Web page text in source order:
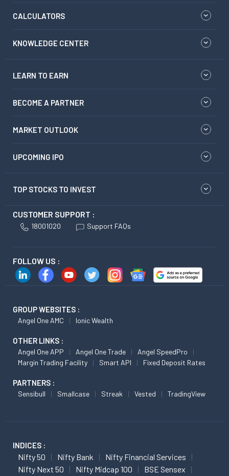
CALCULATORS
KNOWLEDGE CENTER
LEARN TO EARN
BECOME A PARTNER
MARKET OUTLOOK
UPCOMING IPO
TOP STOCKS TO INVEST
CUSTOMER SUPPORT :
18001020 Support FAQs
FOLLOW US :
GROUP WEBSITES :
Angel One AMC Ionic Wealth
OTHER LINKS :
Angel One APP Angel One Trade
Angel SpeedPro
Margin Trading Facility
Smart API Fixed Deposit Rates
PARTNERS :
Sensibull Smallcase Streak Vested TradingView
INDICES :
Nifty 50 Nifty Bank
Nifty Financial Services
Nifty Next 50
Nifty Midcap 100
BSE Sensex